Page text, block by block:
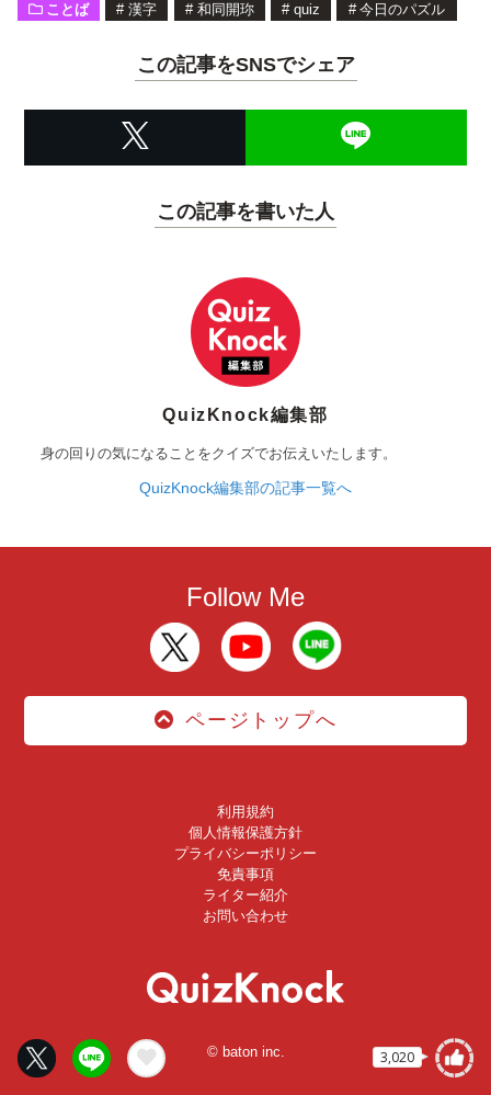
3,020
ことば # 漢字 # 和同開珎 # quiz # 今日のパズル
この記事をSNSでシェア
この記事を書いた人
QuizKnock編集部
身の回りの気になることをクイズでお伝えいたします。
QuizKnock編集部の記事一覧へ
Follow Me
ページトップへ
利用規約
個人情報保護方針
プライバシーポリシー
免責事項
ライター紹介
お問い合わせ
© baton inc.